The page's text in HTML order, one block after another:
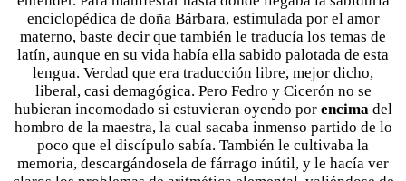
enciclopédica de doña Bárbara, estimulada por el amor
materno, baste decir que también le traducía los temas de
latín, aunque en su vida había ella sabido palotada de esta
lengua. Verdad que era traducción libre, mejor dicho,
liberal, casi demagógica. Pero Fedro y Cicerón no se
hubieran incomodado si estuvieran oyendo por encimadel
hombro de la maestra, la cual sacaba inmenso partido de lo
poco que el discípulo sabía. También le cultivaba la
memoria, descargándosela de fárrago inútil, y le hacía ver